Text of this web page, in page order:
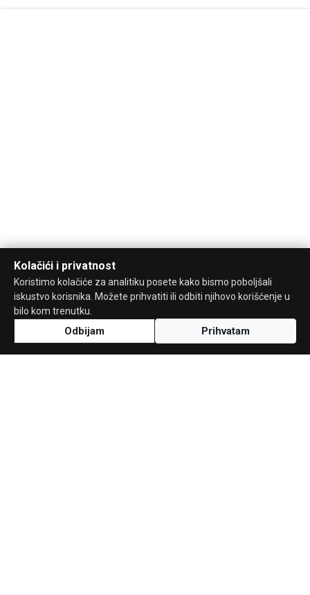
Kolačići i privatnost
Koristimo kolačiće za analitiku posete kako bismo poboljšali
iskustvo korisnika. Možete prihvatiti ili odbiti njihovo korišćenje u
bilo kom trenutku.
Odbijam Prihvatam